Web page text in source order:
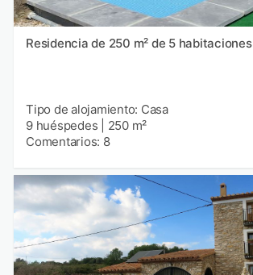
Residencia de 250 m² de 5 habitaciones
Tipo de alojamiento: Casa
9 huéspedes
250 m²
Comentarios: 8